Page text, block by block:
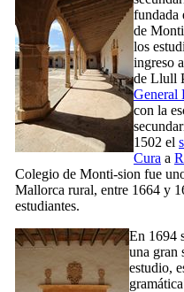
fundada
de
los
ingreso
de Llull
General
con la
1502 el
Cura a
Colegio de Monti-sion fue
Mallorca rural, entre 1664 y
estudiantes.
En 1694
una gran
estudio,
gramática